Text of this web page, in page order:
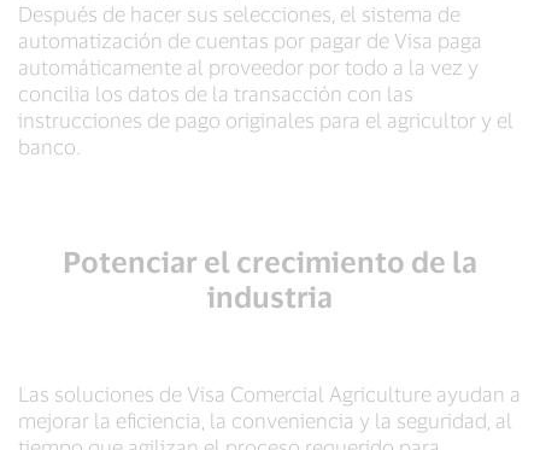
Después de hacer sus selecciones, el sistema de
automatización de cuentas por pagar de Visa paga
automáticamente al proveedor por todo a la vez y
concilia los datos de la transacción con las
instrucciones de pago originales para el agricultor y el
banco.
Potenciar el crecimiento de la
industria
Las soluciones de Visa Comercial Agriculture ayudan a
mejorar la eficiencia, la conveniencia y la seguridad, al